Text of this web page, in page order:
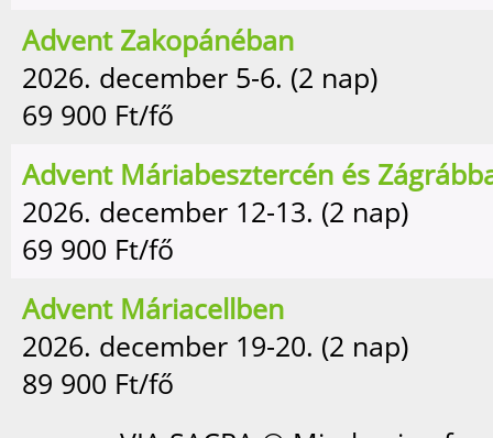
Advent Zakopánéban
2026. december 5-6. (2 nap)
69 900 Ft/fő
Advent Máriabesztercén és
2026. december 12-13. (2 nap)
69 900 Ft/fő
Advent Máriacellben
2026. december 19-20. (2 nap)
89 900 Ft/fő